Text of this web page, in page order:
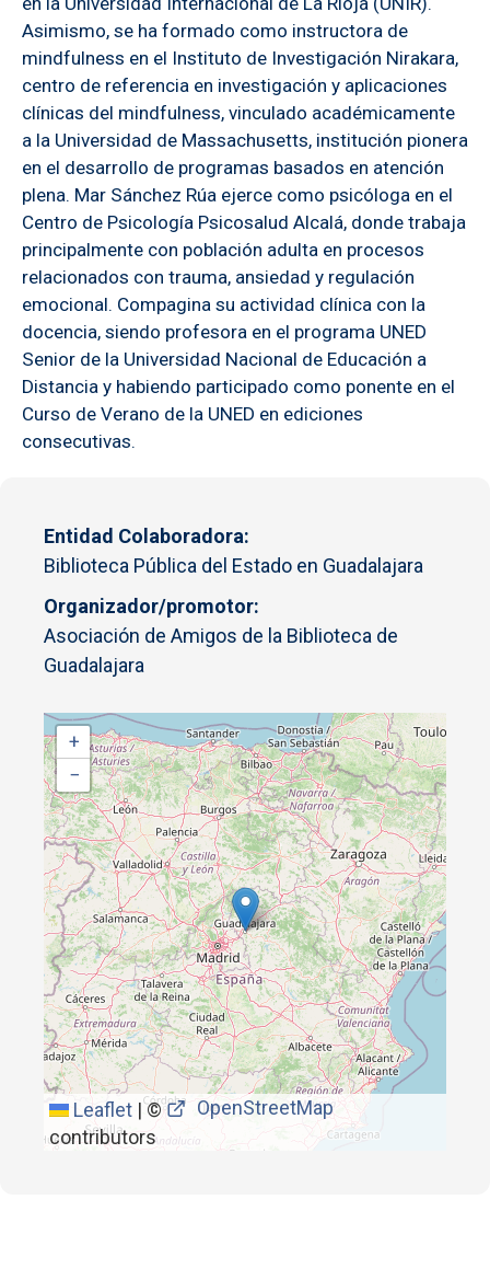
Asimismo, se ha formado como instructora de
mindfulness en el Instituto de Investigación Nirakara,
centro de referencia en investigación y aplicaciones
clínicas del mindfulness, vinculado académicamente
a la Universidad de Massachusetts, institución pionera
en el desarrollo de programas basados en atención
plena. Mar Sánchez Rúa ejerce como psicóloga en el
Centro de Psicología Psicosalud Alcalá, donde trabaja
principalmente con población adulta en procesos
relacionados con trauma, ansiedad y regulación
emocional. Compagina su actividad clínica con la
docencia, siendo profesora en el programa UNED
Senior de la Universidad Nacional de Educación a
Distancia y habiendo participado como ponente en el
Curso de Verano de la UNED en ediciones
consecutivas.
Entidad Colaboradora
Biblioteca Pública del Estado en Guadalajara
Organizador/promotor
Asociación de Amigos de la Biblioteca de
Guadalajara
+
−
Leaflet |©
OpenStreetMap
contributors